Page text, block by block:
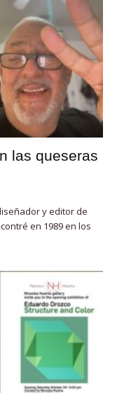
las queseras
y editor de
en 1989 en los